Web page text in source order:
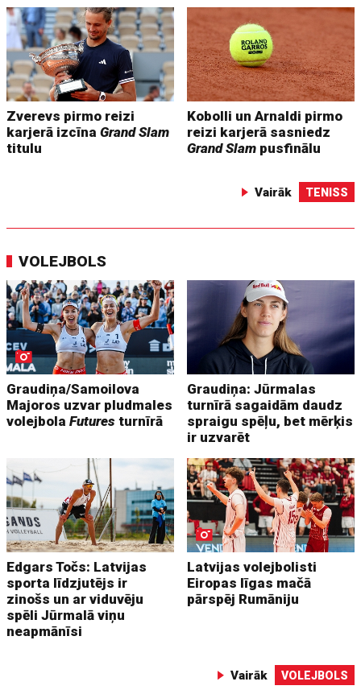
Zverevs pirmo reizi
karjerā izcīnaGrand Slam
titulu
Kobolli un Arnaldi pirmo
reizi karjerā sasniedz
Grand Slam pusfinālu
Vairāk TENISS
VOLEJBOLS
Graudiņa/Samoilova
Majoros uzvar pludmales
volejbolaFutures turnīrā
Graudiņa: Jūrmalas
turnīrā sagaidām daudz
spraigu spēļu, bet mērķis
ir uzvarēt
Edgars Točs: Latvijas
sporta līdzjutējs ir
zinošs un ar viduvēju
spēli Jūrmalā viņu
neapmānīsi
Latvijas volejbolisti
Eiropas līgas mačā
pārspēj Rumāniju
Vairāk VOLEJBOLS